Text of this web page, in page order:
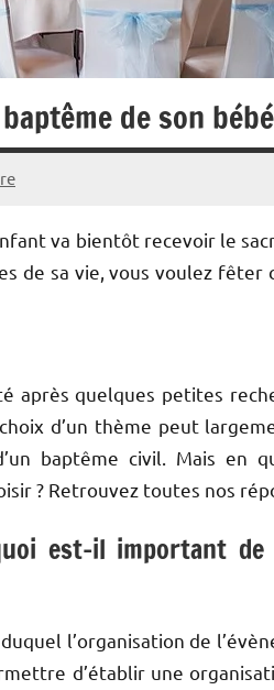
de son
va bientôt recevoir le
de sa vie, vous voulez
après quelques petites
d’un thème peut
baptême civil. Mais
? Retrouvez toutes nos
est-il important
l’organisation de
d’établir une